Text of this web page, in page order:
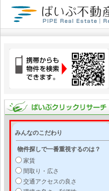
みんなのこだわり
物件探しで一番重視するのは？
家賃
間取り・広さ
交通アクセスの良さ